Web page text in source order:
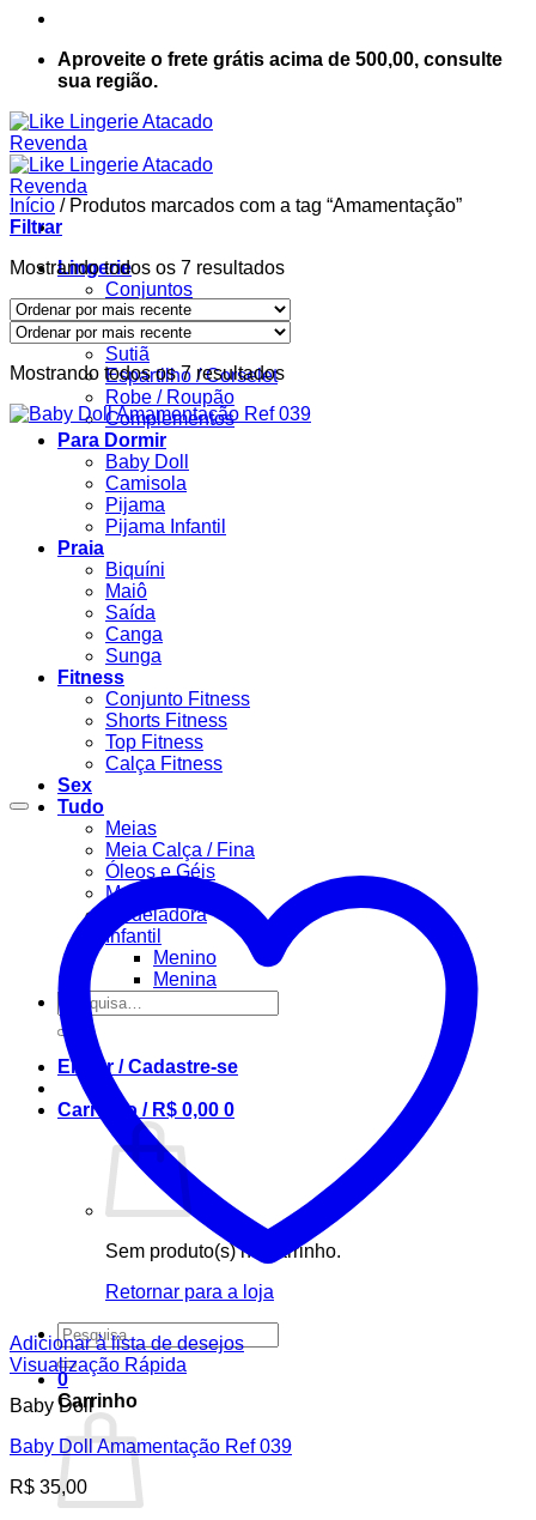
Aproveite o frete grátis acima de 500,00, consulte
sua região.
Lingerie
Conjuntos
Body
Calcinha
Sutiã
Espartilho / Corselet
Robe / Roupão
Complementos
Para Dormir
Baby Doll
Camisola
Pijama
Pijama Infantil
Praia
Biquíni
Maiô
Saída
Canga
Sunga
Fitness
Conjunto Fitness
Shorts Fitness
Top Fitness
Calça Fitness
Sex
Tudo
Meias
Meia Calça / Fina
Óleos e Géis
Masculino
Modeladora
Infantil
Menino
Menina
Pesquisar
por:
Entrar / Cadastre-se
Carrinho / R$ 0,00 0
Sem produto(s) no carrinho.
Retornar para a loja
Pesquisar
por:
0
Carrinho
Início /Produtos marcados com a tag “Amamentação”
Filtrar
Mostrando todos os 7 resultadosClassificado
mais
recente
Mostrando todos os 7 resultadosClassificado
mais
Adicionar à lista de desejos
Visualização Rápida
Baby Doll
Baby Doll Amamentação Ref 039
R$ 35,00